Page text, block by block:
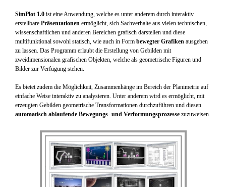
SimPlot 1.0 ist eine Anwendung, welche es unter anderem durch interaktiv
erstellbare Präsentationen ermöglicht, sich Sachverhalte aus vielen technischen,
wissenschaftlichen und anderen Bereichen grafisch darstellen und diese
multifunktional sowohl statisch, wie auch in Form bewegter Grafiken ausgeben
zu lassen. Das Programm erlaubt die Erstellung von Gebilden mit
zweidimensionalen grafischen Objekten, welche als geometrische Figuren und
Bilder zur Verfügung stehen.
Es bietet zudem die Möglichkeit, Zusammenhänge im Bereich der Planimetrie auf
einfache Weise interaktiv zu analysieren. Unter anderem wird es ermöglicht, mit
erzeugten Gebilden geometrische Transformationen durchzuführen und diesen
automatisch ablaufende Bewegungs- und Verformungsprozesse zuzuweisen.